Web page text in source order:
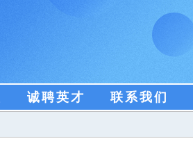
诚聘英才 联系我们